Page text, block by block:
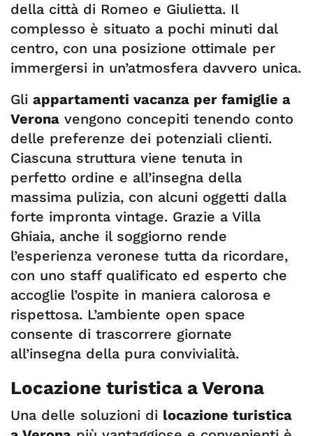
della città di Romeo e Giulietta. Il
complesso è situato a pochi minuti dal
centro, con una posizione ottimale per
immergersi in un’atmosfera davvero unica.
Gli appartamenti vacanza per famiglie a
Verona vengono concepiti tenendo conto
delle preferenze dei potenziali clienti.
Ciascuna struttura viene tenuta in
perfetto ordine e all’insegna della
massima pulizia, con alcuni oggetti dalla
forte impronta vintage. Grazie a Villa
Ghiaia, anche il soggiorno rende
l’esperienza veronese tutta da ricordare,
con uno staff qualificato ed esperto che
accoglie l’ospite in maniera calorosa e
rispettosa. L’ambiente open space
consente di trascorrere giornate
all’insegna della pura convivialità.
Locazione turistica a Verona
Una delle soluzioni di locazione turistica